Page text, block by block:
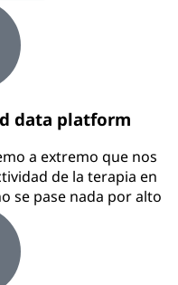
data platform
a extremo que nos
de la terapia en
se pase nada por alto